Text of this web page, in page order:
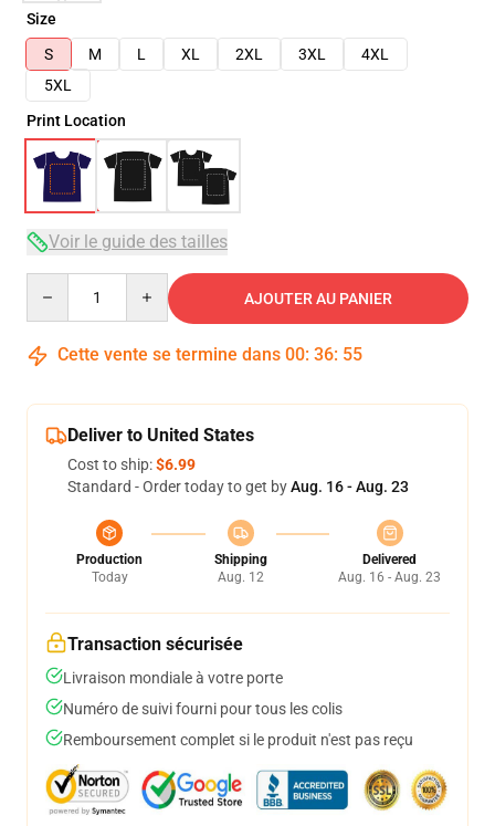
Size
S
M L XL 2XL 3XL
4XL
5XL
Print Location
Voir le guide des tailles
AJOUTER AU PANIER
Cette vente se termine dans 00: 36: 54
Deliver to United States
Cost to ship:$6.99
Standard - Order today to get byAug. 16 - Aug. 23
Production
Today
Shipping
Aug. 12
Delivered
Aug. 16 - Aug. 23
Transaction sécurisée
Livraison mondiale à votre porte
Numéro de suivi fourni pour tous les colis
Remboursement complet si le produit n'est pas reçu